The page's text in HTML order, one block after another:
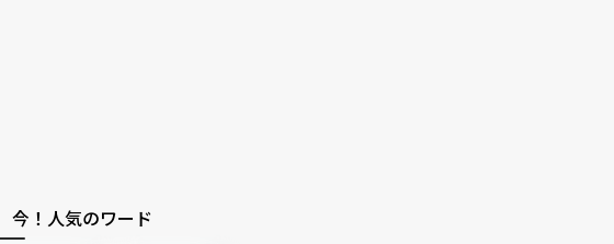
今！人気のワード